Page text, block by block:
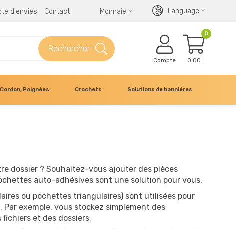
Language
Monnaie
d'envies Contact
Rechercher
0
0.00
Compte
Cordon, Poignées Crochets Solutions de bannières
dossier ? Souhaitez-vous ajouter des pièces
auto-adhésives sont une solution pour vous.
ou pochettes triangulaires) sont utilisées pour
exemple, vous stockez simplement des
et des dossiers.